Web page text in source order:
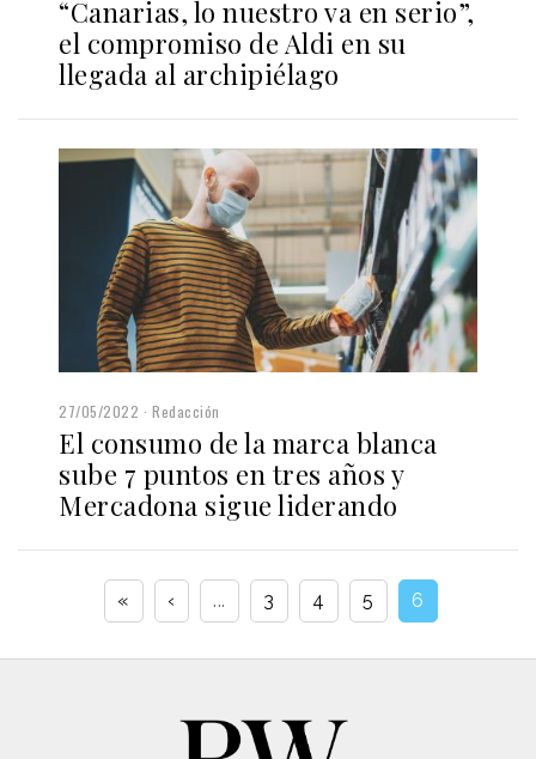
“Canarias, lo nuestro va en serio”,
el compromiso de Aldi en su
llegada al archipiélago
27/05/2022 Redacción
El consumo de la marca blanca
sube 7 puntos en tres años y
Mercadona sigue liderando
« ‹ ... 3 4 5 6